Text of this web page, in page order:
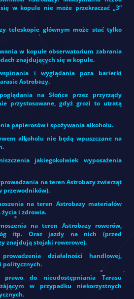
w kopule nie może przekraczać „3”
teleskopie głównym może stać tylko
w kopule obserwatorium zabrania
znajdujących się w kopule.
i wyglądania poza barierki
Astrobazy.
na Słońce przez przyrządy
przystosowane, gdyż grozi to utratą
papierosów i spożywania alkoholu.
alkoholu nie będą wpuszczane na
jakiegokolwiek wyposażenia
na teren Astrobazy zwierząt
przewodników).
na teren Astrobazy materiałów
i zdrowia.
na teren Astrobazy rowerów,
itp. Oraz jazdy na nich (przed
znajdują stojaki rowerowe).
działalności handlowej,
politycznych.
do nieudostępniania Tarasu
w przypadku niekorzystnych